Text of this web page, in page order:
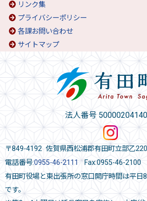
リンク集
プライバシーポリシー
各課お問い合わせ
サイトマップ
法人番号
〒849-4192 佐賀県西松浦郡有田町立部乙
電話番号:0955-46-2111 Fax:0955-46-2100
有田町役場と東出張所の窓口開庁時間は平日
です。